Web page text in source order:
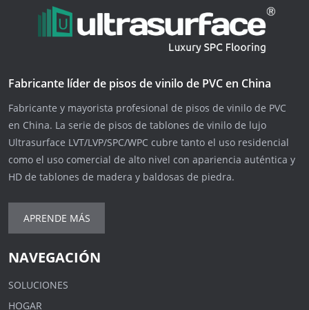
Fabricante líder de pisos de vinilo de PVC en China
Fabricante y mayorista profesional de pisos de vinilo de PVC
en China. La serie de pisos de tablones de vinilo de lujo
Ultrasurface LVT/LVP/SPC/WPC cubre tanto el uso residencial
como el uso comercial de alto nivel con apariencia auténtica y
HD de tablones de madera y baldosas de piedra.
APRENDE MÁS
NAVEGACIÓN
SOLUCIONES
HOGAR